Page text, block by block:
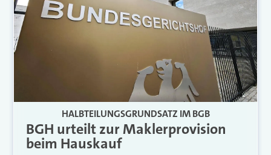
HALBTEILUNGSGRUNDSATZ IM BGB
BGH urteilt zur Maklerprovision
beim Hauskauf